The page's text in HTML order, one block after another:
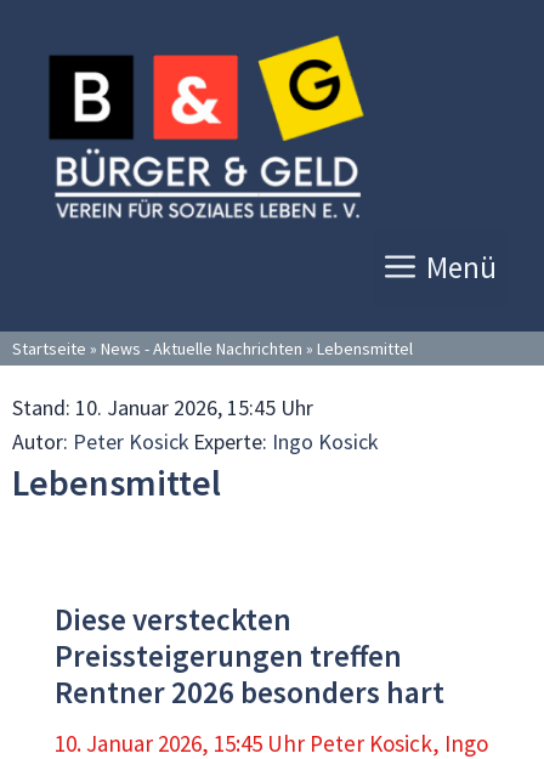
Inhalt
springen
Menü
Startseite » News - Aktuelle Nachrichten » Lebensmittel
Stand: 10. Januar 2026, 15:45 Uhr
Autor: Peter Kosick Experte: Ingo Kosick
Lebensmittel
Diese versteckten
Preissteigerungen treffen
Rentner 2026 besonders hart
10. Januar 2026, 15:45 Uhr Peter Kosick, Ingo